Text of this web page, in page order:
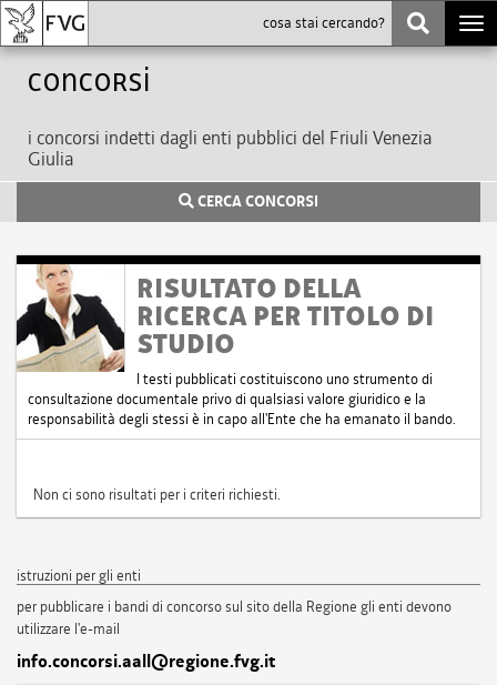
Concorsi
i concorsi indetti dagli enti pubblici del Friuli Venezia
Giulia
CERCA CONCORSI
RISULTATO DELLA
RICERCA PER TITOLO DI
STUDIO
I testi pubblicati costituiscono uno strumento di
consultazione documentale privo di qualsiasi valore giuridico e la
responsabilità degli stessi è in capo all'Ente che ha emanato il bando.
Non ci sono risultati per i criteri richiesti.
istruzioni per gli enti
per pubblicare i bandi di concorso sul sito della Regione gli enti devono
utilizzare l'e-mail
info.concorsi.aall@regione.fvg.it